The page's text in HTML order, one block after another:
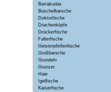
Barrakudas
Büschelbarsche
Doktorfische
Drachenköpfe
Drückerfische
Falterfische
Geisterpfeifenfische
Großbarsche
Grundeln
Grunzer
Haie
Igelfische
Kaiserfische